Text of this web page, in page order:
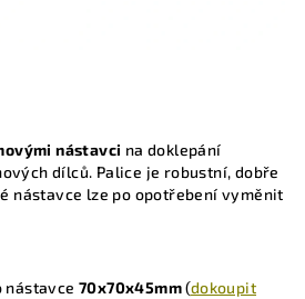
nástavci na doklepání
dílců. Palice je robustní, dobře
nástavce lze po opotřebení vyměnit
nástavce 70x70x45mm(dokoupit